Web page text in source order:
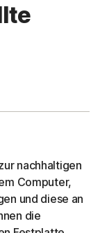
nachhaltigen
Computer,
und diese an
die